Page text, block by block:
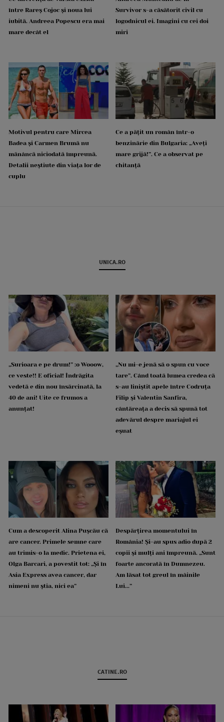
între Rareș Cojoc și noua lui
iubită. Andreea Popescu era mai
mare decât el
Survivor s-a căsătorit civil cu
logodnicul ei. Imagini cu cei doi
miri
Motivul pentru care Mircea
Badea și Carmen Brumă nu
mănâncă niciodată împreună.
Detalii neștiute din viața lor de
cuplu
Ce a pățit un român într-o
benzinărie din Bulgaria: „Aveți
mare grijă!”. Ce a observat pe
chitanță
UNICA.RO
„Surioara e pe drum!” :o Wooow,
ce veste!! E oficial! Îndrăgita
vedetă e din nou însărcinată, la
40 de ani! Uite ce frumos a
anunțat!
„Nu mi-e jenă să o spun cu voce
tare”. Când toată lumea credea că
s-au liniștit apele între Codruța
Filip și Valentin Sanfira,
cântăreața a decis să spună tot
adevărul despre mariajul ei
eșuat
Cum a descoperit Alina Pușcău că
are cancer. Primele semne care
au trimis-o la medic. Prietena ei,
Olga Barcari, a povestit tot: „Și în
Asia Express avea cancer, dar
nimeni nu știa, nici ea”
Despărțirea momentului în
România! Și-au spus adio după 2
copii și mulți ani împreună. „Sunt
foarte ancorată în Dumnezeu.
Am lăsat tot greul în mâinile
Lui...”
CATINE.RO